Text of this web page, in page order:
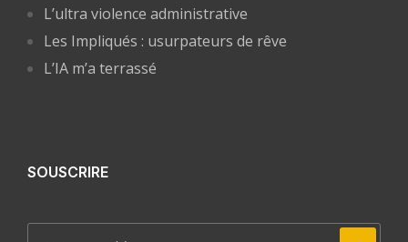
L’ultra violence administrative
Les Impliqués : usurpateurs de rêve
L’IA m’a terrassé
SOUSCRIRE